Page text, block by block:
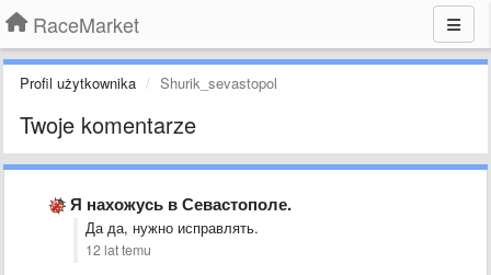
RaceMarket
Profil użytkownika Shurik_sevastopol
Twoje komentarze
Я нахожусь в Севастополе.
Да да, нужно исправлять.
12 lat temu